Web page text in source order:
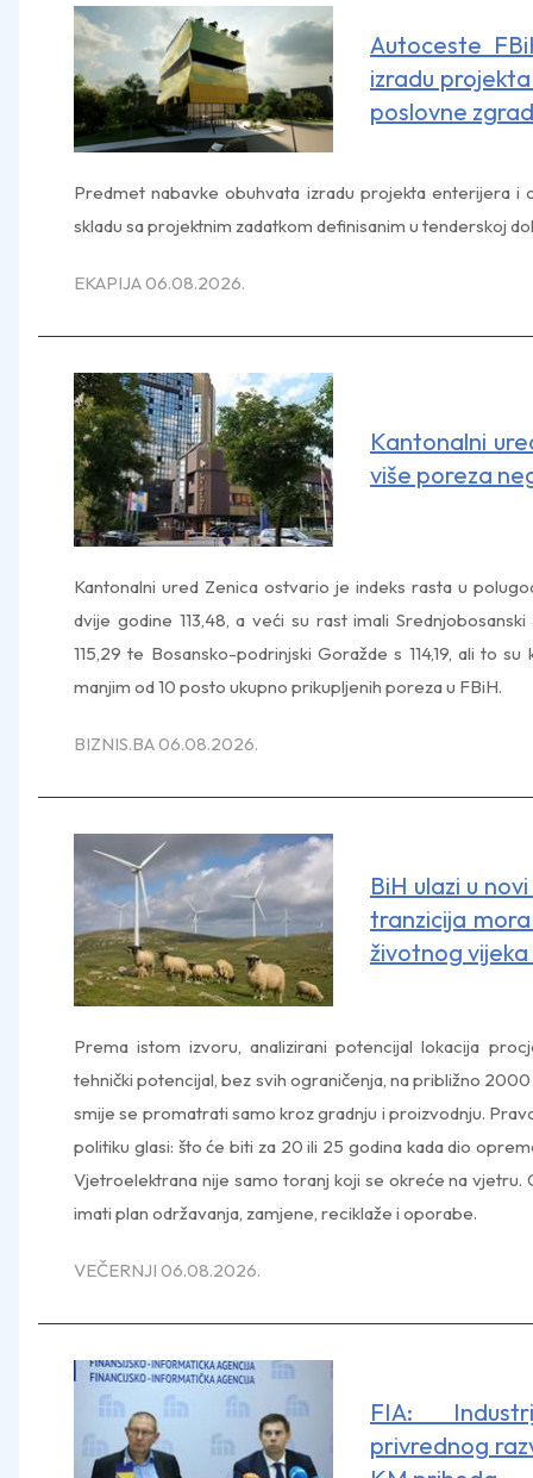
Autoceste
izradu
poslovne
Predmet nabavke obuhvata izradu projekta enterijera i
skladu sa projektnim zadatkom definisanim u tenderskoj
EKAPIJA 06.08.2026.
Kantonalni
više poreza
Kantonalni ured Zenica ostvario je indeks rasta u
dvije godine 113,48, a veći su rast imali Srednjobosanski
115,29 te Bosansko-podrinjski Goražde s 114,19, ali to
manjim od 10 posto ukupno prikupljenih poreza u FBiH.
BIZNIS.BA 06.08.2026.
BiH ulazi u
tranzicija
životnog
Prema istom izvoru, analizirani potencijal lokacija
tehnički potencijal, bez svih ograničenja, na približno
smije se promatrati samo kroz gradnju i proizvodnju.
politiku glasi: što će biti za 20 ili 25 godina kada dio
Vjetroelektrana nije samo toranj koji se okreće na vjetru.
imati plan održavanja, zamjene, reciklaže i oporabe.
VEČERNJI 06.08.2026.
FIA:
privrednog